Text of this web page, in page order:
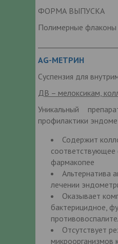
ФОРМА ВЫПУСКА
Полимерные
AG-МЕТРИН
Суспензия для
ДВ – мелоксикам,
Уникальный
профилактики
Содержит
соответствующее
фармакопее
Альтернатива
лечении
Оказывает
бактерицидное,
Отсутствует
микроорганизмов